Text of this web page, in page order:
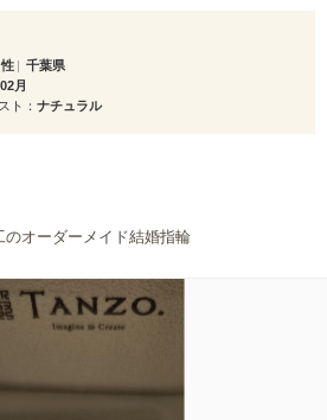
千葉県
月
ト
ナチュラル
のオーダーメイド結婚指輪